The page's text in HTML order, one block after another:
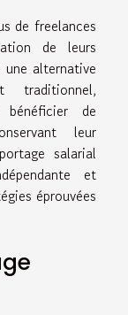
de freelances
de leurs
alternative
traditionnel,
de
leur
salarial
et
éprouvées